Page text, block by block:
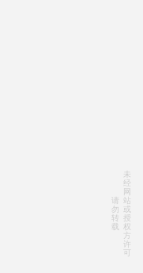
请
勿
转
载
未
经
网
站
或
授
权
方
许
可